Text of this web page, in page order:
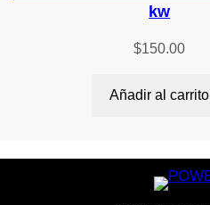
kw
$150.00
Añadir al carrito